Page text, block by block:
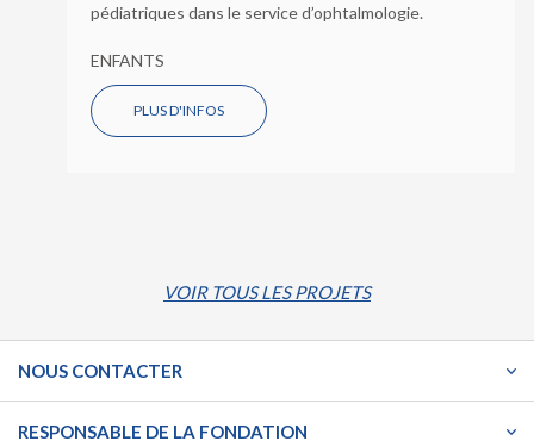
pédiatriques dans le service d’ophtalmologie.
ENFANTS
PLUS D'INFOS
VOIR TOUS LES PROJETS
NOUS CONTACTER
RESPONSABLE DE LA FONDATION